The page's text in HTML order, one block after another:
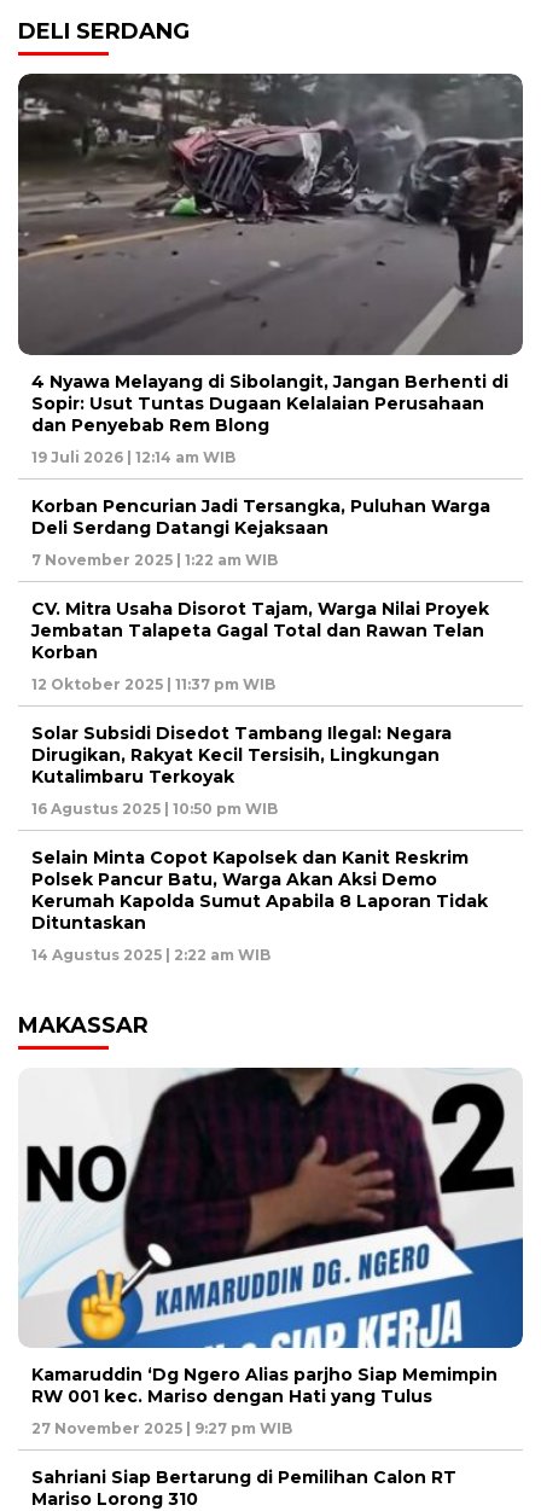
DELI SERDANG
4 Nyawa Melayang di Sibolangit, Jangan Berhenti di
Sopir: Usut Tuntas Dugaan Kelalaian Perusahaan
dan Penyebab Rem Blong
19 Juli 2026 | 12:14 am WIB
Korban Pencurian Jadi Tersangka, Puluhan Warga
Deli Serdang Datangi Kejaksaan
7 November 2025 | 1:22 am WIB
CV. Mitra Usaha Disorot Tajam, Warga Nilai Proyek
Jembatan Talapeta Gagal Total dan Rawan Telan
Korban
12 Oktober 2025 | 11:37 pm WIB
Solar Subsidi Disedot Tambang Ilegal: Negara
Dirugikan, Rakyat Kecil Tersisih, Lingkungan
Kutalimbaru Terkoyak
16 Agustus 2025 | 10:50 pm WIB
Selain Minta Copot Kapolsek dan Kanit Reskrim
Polsek Pancur Batu, Warga Akan Aksi Demo
Kerumah Kapolda Sumut Apabila 8 Laporan Tidak
Dituntaskan
14 Agustus 2025 | 2:22 am WIB
MAKASSAR
Kamaruddin ‘Dg Ngero Alias parjho Siap Memimpin
RW 001 kec. Mariso dengan Hati yang Tulus
27 November 2025 | 9:27 pm WIB
Sahriani Siap Bertarung di Pemilihan Calon RT
Mariso Lorong 310